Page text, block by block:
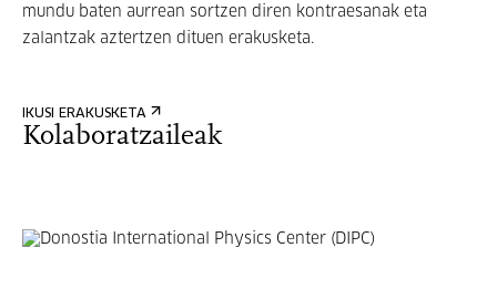
mundu baten aurrean sortzen diren kontraesanak eta
zalantzak aztertzen dituen erakusketa.
IKUSI ERAKUSKETA
Kolaboratzaileak